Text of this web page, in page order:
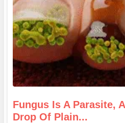
Fungus Is A Parasite,
Drop Of Plain...